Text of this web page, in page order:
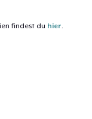
findest du hier